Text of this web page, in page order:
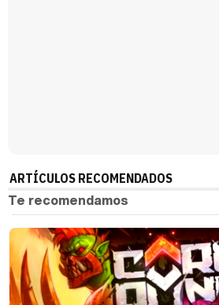
ARTÍCULOS RECOMENDADOS